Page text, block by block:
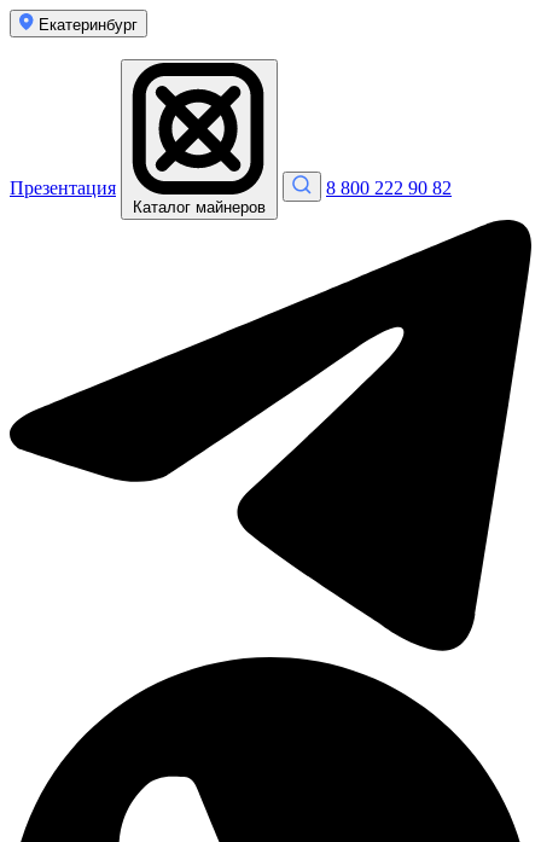
Екатеринбург
Презентация
Каталог майнеров
8 800 222 90 82